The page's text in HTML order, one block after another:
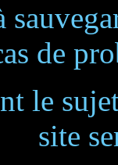
de
le
site